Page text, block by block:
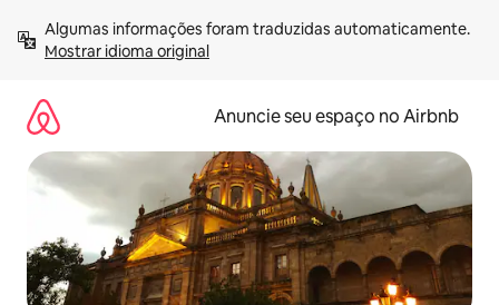
para
Mostrar idioma original
Anuncie seu espaço no Airbnb